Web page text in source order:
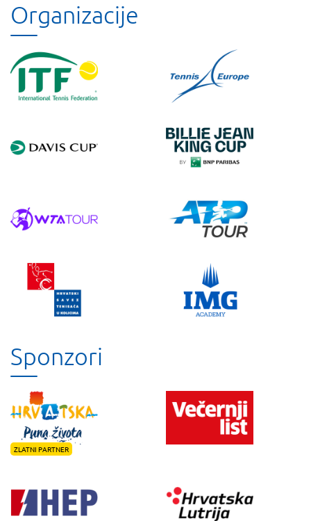
Organizacije
Sponzori
ZLATNI PARTNER